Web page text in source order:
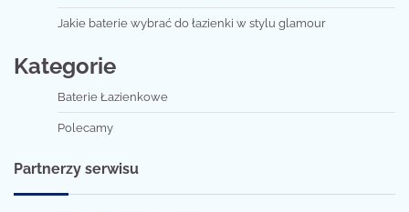
Jakie baterie wybrać do łazienki w stylu glamour
Kategorie
Baterie Łazienkowe
Polecamy
Partnerzy serwisu